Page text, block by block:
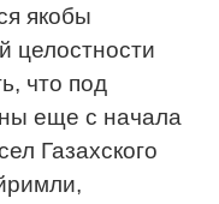
якобы
целостности
что под
еще с начала
Газахского